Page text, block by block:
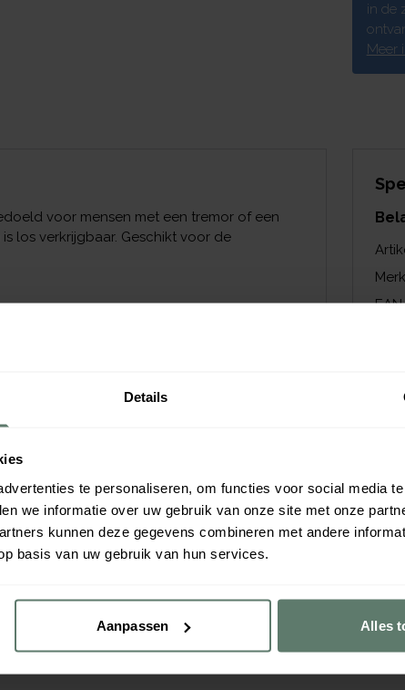
Details
te personaliseren, om functies voor social media
we informatie over uw gebruik van onze site met onze
kunnen deze gegevens combineren met andere
basis van uw gebruik van hun services.
Aanpassen Alles
in de
Meer
voor mensen met een tremor of een
los verkrijgbaar. Geschikt voor de
Merk
EAN